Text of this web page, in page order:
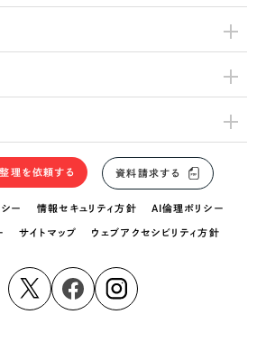
理を依頼する 資料請求する
ー 情報セキュリティ方針 AI倫理ポリシー
サイトマップ ウェブアクセシビリティ方針